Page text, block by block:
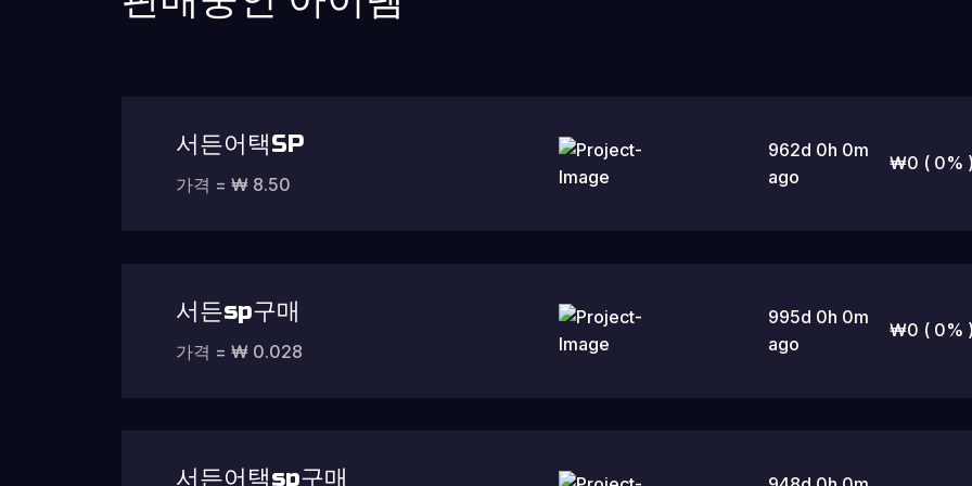
서든어택SP
가격 = ₩ 8.50
962d 0h 0m
ago
₩0 ( 0%
서든sp구매
가격 = ₩ 0.028
995d 0h 0m
ago
₩0 ( 0%
서든어택sp구매